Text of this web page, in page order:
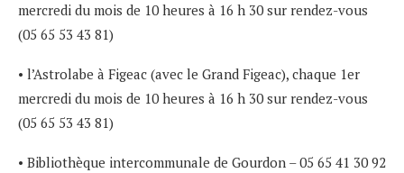
mercredi du mois de 10 heures à 16 h 30 sur rendez-vous
(05 65 53 43 81)
• l’Astrolabe à Figeac (avec le Grand Figeac), chaque 1er
mercredi du mois de 10 heures à 16 h 30 sur rendez-vous
(05 65 53 43 81)
• Bibliothèque intercommunale de Gourdon – 05 65 41 30 92